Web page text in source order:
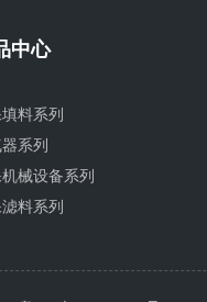
中心
料系列
系列
械设备系列
料系列